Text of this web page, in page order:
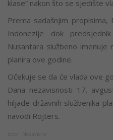
klase” nakon što se sjedište
Prema sadašnjim
Indonezije dok
Nusantara službeno
planira ove godine.
Očekuje se da će vlada ove
Dana nezavisnosti 17.
hiljade državnih službenika
navodi Rojters.